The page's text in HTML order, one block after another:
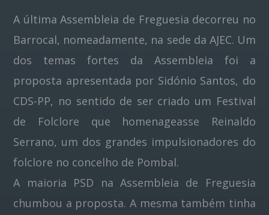
Pinterest
A última Assembleia de Freguesia decorreu no
Barrocal, nomeadamente, na sede da AJEC. Um
dos temas fortes da Assembleia foi a
proposta apresentada por Sidónio Santos, do
CDS-PP, no sentido de ser criado um Festival
de Folclore que homenageasse Reinaldo
Serrano, um dos grandes impulsionadores do
folclore no concelho de Pombal.
A maioria PSD na Assembleia de Freguesia
chumbou a proposta. A mesma também tinha